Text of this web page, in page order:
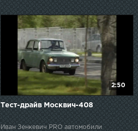
2:50
Тест-драйв Москвич-408
Иван Зенкевич PRO автомобили